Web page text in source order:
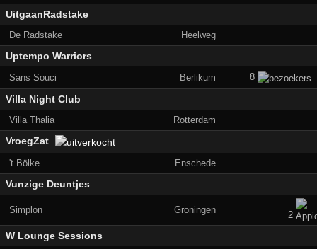
UitgaanRadstake
De Radstake Heelweg
Uptempo Warriors
Sans Souci Berlikum 8
Villa Night Club
Villa Thalia Rotterdam
VroegZat
't Bölke Enschede
Vunzige Deuntjes
Simplon Groningen 2
W Lounge Sessions